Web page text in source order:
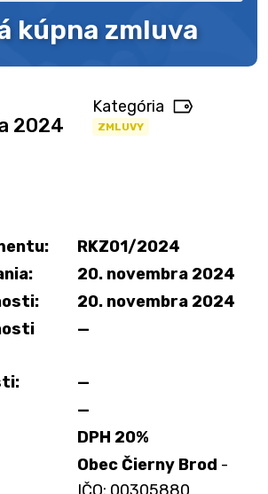
kúpna zmluva
2024
Kategória
ZMLUVY
RKZ01/2024
20. novembra 2024
20. novembra 2024
—
—
—
DPH 20%
Obec Čierny Brod -